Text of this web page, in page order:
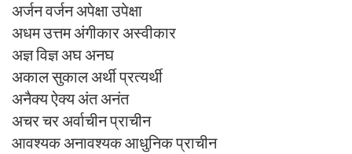
अर्जन वर्जन अपेक्षा उपेक्षा
अधम उत्तम अंगीकार अस्वीकार
अज्ञ विज्ञ अघ अनघ
अकाल सुकाल अर्थी प्रत्यर्थी
अनैक्य ऐक्य अंत अनंत
अचर चर अर्वाचीन प्राचीन
आवश्यक अनावश्यक आधुनिक प्राचीन